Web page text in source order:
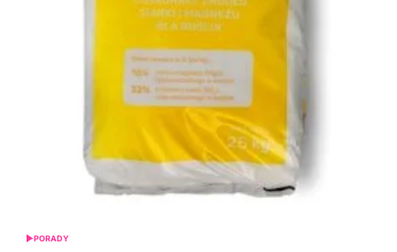
POSTED
PORADY